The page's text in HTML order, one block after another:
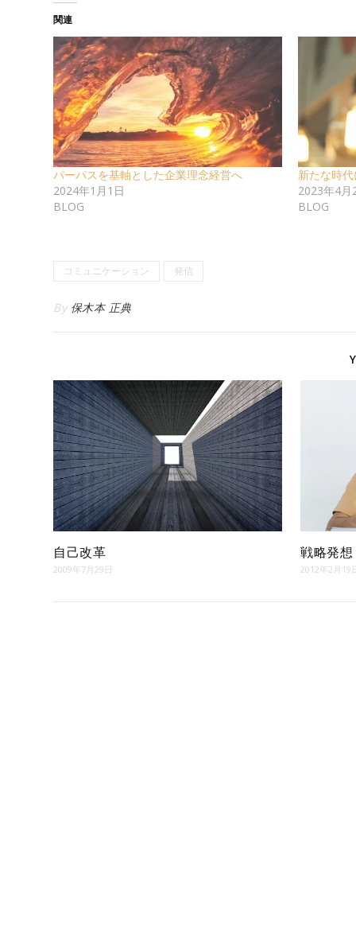
関連
パーパスを基軸とした企業理念経営へ
2024年1月1日
BLOG
新たな時
2023年4月
BLOG
コミュニケーション 発信
By 保木本 正典
自己改革
2009年7月29日
戦略発想
2012年2月19